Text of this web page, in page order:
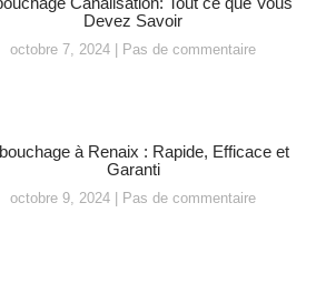
Devez Savoir
octobre 7, 2024 Pas de commentaire
à Renaix : Rapide, Efficace et
Garanti
octobre 9, 2024 Pas de commentaire